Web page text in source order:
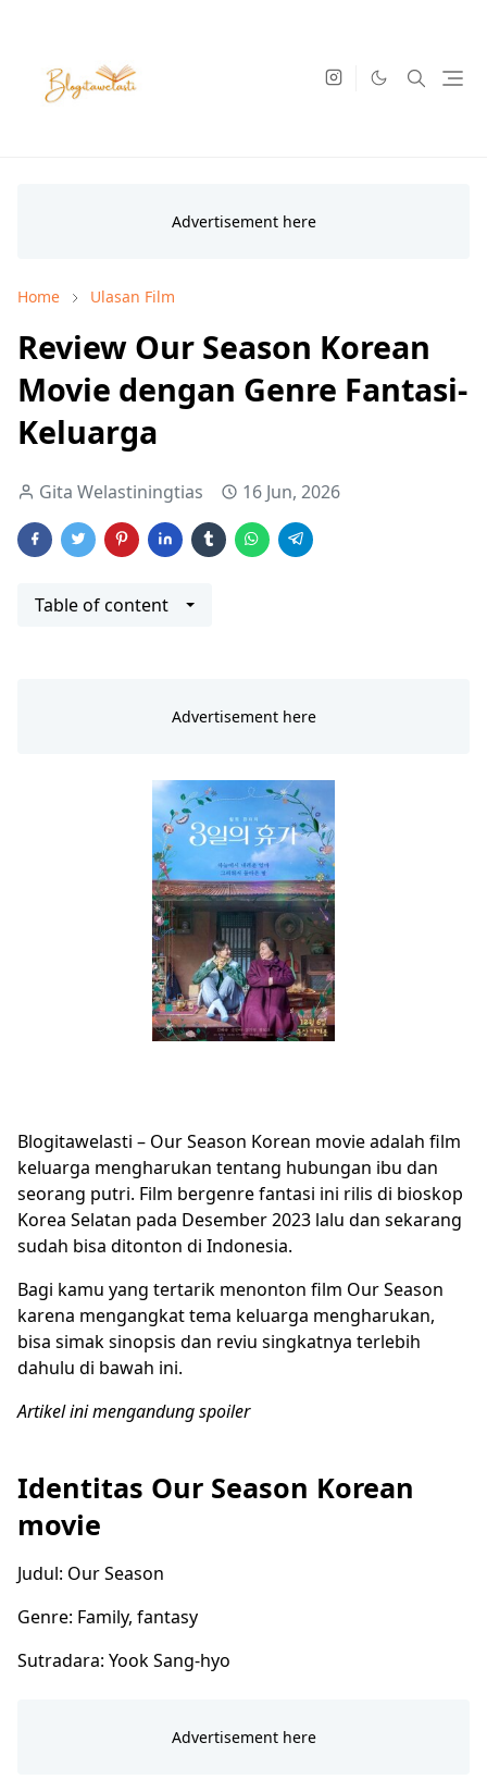
Home Ulasan Film
Review Our Season Korean
Movie dengan Genre Fantasi-
Keluarga
Gita Welastiningtias 16 Jun, 2026
Table of content
Blogitawelasti – Our Season Korean movie adalah film
keluarga mengharukan tentang hubungan ibu dan
seorang putri. Film bergenre fantasi ini rilis di bioskop
Korea Selatan pada Desember 2023 lalu dan sekarang
sudah bisa ditonton di Indonesia.
Bagi kamu yang tertarik menonton film Our Season
karena mengangkat tema keluarga mengharukan,
bisa simak sinopsis dan reviu singkatnya terlebih
dahulu di bawah ini.
Artikel ini mengandung spoiler
Identitas Our Season Korean
movie
Judul: Our Season
Genre: Family, fantasy
Sutradara: Yook Sang-hyo